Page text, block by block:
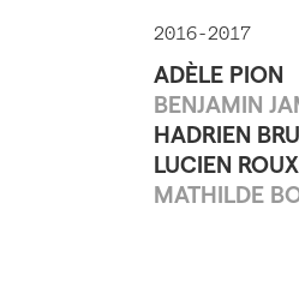
2016-2017
ADÈLE PION
BENJAMIN
HADRIEN
LUCIEN ROUX
MATHILDE